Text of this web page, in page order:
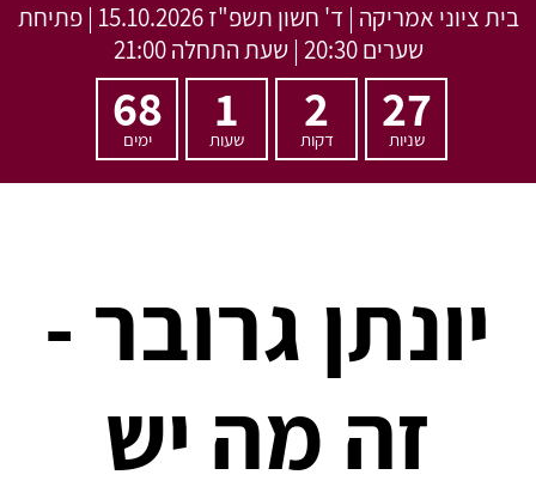
בית ציוני אמריקה |ד' חשון תשפ"ז
15.10.2026 | פתיחת
שערים 20:30 | שעת התחלה 21:00
27
שניות
2
דקות
1
שעות
68
ימים
יונתן גרובר -
זה מה יש